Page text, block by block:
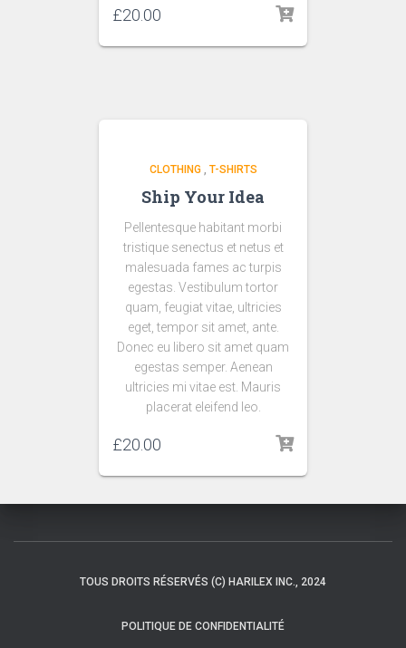
£20.00
CLOTHING, T-SHIRTS
Ship Your Idea
Pellentesque habitant morbi
tristique senectus et netus et
malesuada fames ac turpis
egestas. Vestibulum tortor
quam, feugiat vitae, ultricies
eget, tempor sit amet, ante.
Donec eu libero sit amet quam
egestas semper. Aenean
ultricies mi vitae est. Mauris
placerat eleifend leo.
£20.00
TOUS DROITS RÉSERVÉS (C) HARILEX INC., 2024
POLITIQUE DE CONFIDENTIALITÉ